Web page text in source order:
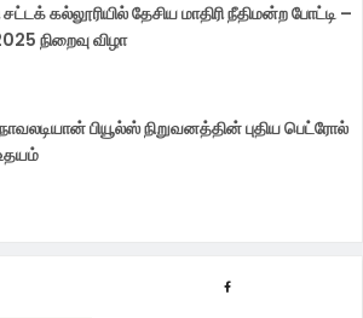
கல்லூரியில் தேசிய மாதிரி நீதிமன்ற போட்டி –
நிறைவு விழா
பியூல்ஸ் நிறுவனத்தின் புதிய பெட்ரோல்